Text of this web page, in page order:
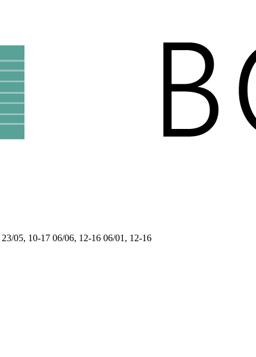
23/05, 10-17 06/06, 12-16 06/01, 12-16